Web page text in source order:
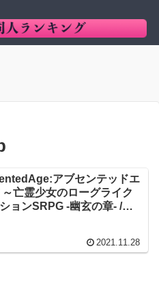
アブセンテッドエ
～亡霊少女のローグライク
ョンSRPG -幽玄の章- /
2021.11.28